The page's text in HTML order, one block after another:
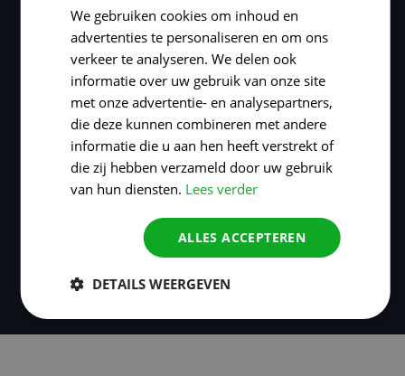
We gebruiken cookies om inhoud en
advertenties te personaliseren en om ons
verkeer te analyseren. We delen ook
informatie over uw gebruik van onze site
met onze advertentie- en analysepartners,
die deze kunnen combineren met andere
informatie die u aan hen heeft verstrekt of
die zij hebben verzameld door uw gebruik
van hun diensten. Lees verder
ALLES ACCEPTEREN
DETAILS WEERGEVEN